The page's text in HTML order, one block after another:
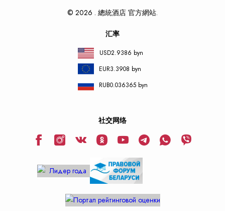
© 2026 . 總統酒店 官方網站.
汇率
USD2.9386 byn
EUR3.3908 byn
RUB0.036365 byn
社交网络